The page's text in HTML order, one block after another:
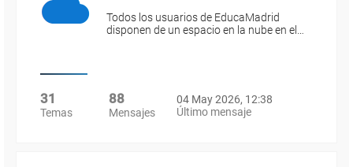
Todos los usuarios de EducaMadrid
disponen de un espacio en la nube en el…
31
Temas
88
Mensajes
04 May 2026, 12:38
Último mensaje